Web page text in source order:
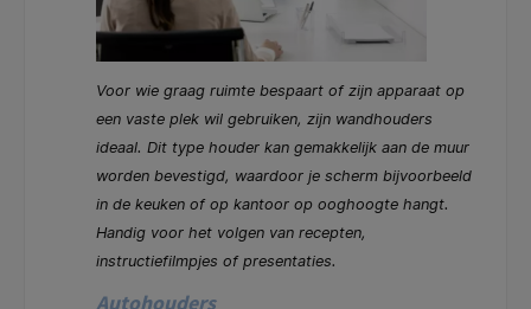
Voor wie graag ruimte bespaart of zijn apparaat op
een vaste plek wil gebruiken, zijn wandhouders
ideaal. Dit type houder kan gemakkelijk aan de muur
worden bevestigd, waardoor je scherm bijvoorbeeld
in de keuken of op kantoor op ooghoogte hangt.
Handig voor het volgen van recepten,
instructiefilmpjes of presentaties.
Autohouders